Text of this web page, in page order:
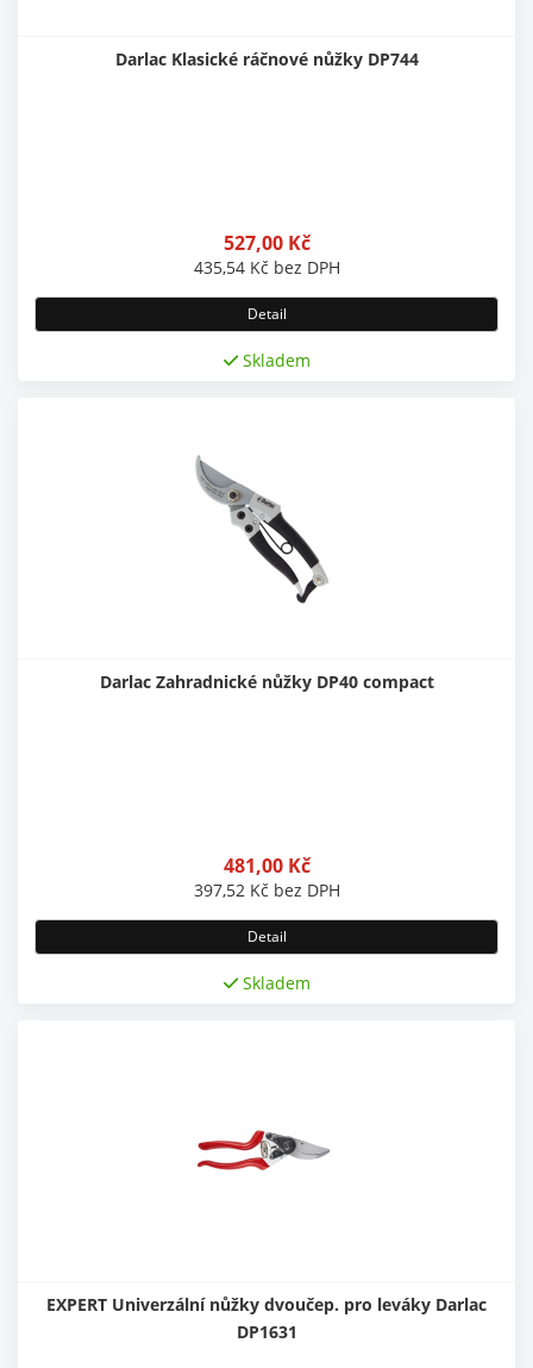
Darlac Klasické ráčnové nůžky DP744
527,00 Kč
435,54 Kč bez DPH
Detail
Skladem
Darlac Zahradnické nůžky DP40 compact
481,00 Kč
397,52 Kč bez DPH
Detail
Skladem
EXPERT Univerzální nůžky dvoučep. pro leváky Darlac
DP1631